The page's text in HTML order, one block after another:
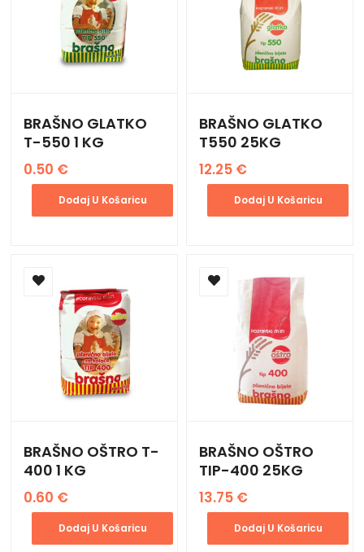
BRAŠNO GLATKO
T-550 1 KG
0.50 €
Dodaj U Košaricu
BRAŠNO GLATKO
T550 25KG
12.25 €
Dodaj U Košaricu
BRAŠNO OŠTRO T-
400 1 KG
0.60 €
Dodaj U Košaricu
BRAŠNO OŠTRO
TIP-400 25KG
13.75 €
Dodaj U Košaricu